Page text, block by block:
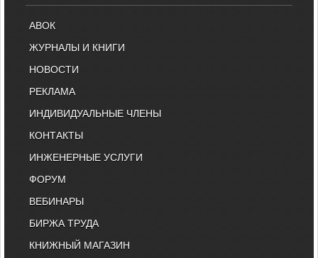
АВОК
ЖУРНАЛЫ И КНИГИ
НОВОСТИ
РЕКЛАМА
ИНДИВИДУАЛЬНЫЕ ЧЛЕНЫ
КОНТАКТЫ
ИНЖЕНЕРНЫЕ УСЛУГИ
ФОРУМ
ВЕБИНАРЫ
БИРЖА ТРУДА
КНИЖНЫЙ МАГАЗИН